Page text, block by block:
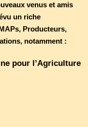
venus et amis
un riche
Producteurs,
notamment :
pour l’Agriculture